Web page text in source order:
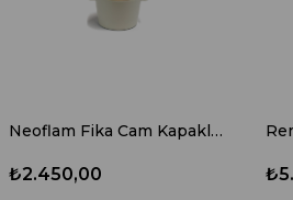
Neoflam Fika Cam Kapaklı Alüminyum Derin Döküm Tencere 22 cm
₺2.450,00